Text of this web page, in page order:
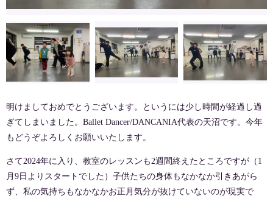
明けましておめでとうございます。というには少し時間が経過し過
ぎてしまいました。Ballet Dancer/DANCANIA代表の天沼です。今年
もどうぞよろしくお願いいたします。
さて2024年に入り、教室のレッスンも2週間終えたところですが（1
月9日よりスタートでした）子供たちの身体もなかなか引きあがら
ず、私の気持ちもなかなかお正月気分が抜けていないのが現実で